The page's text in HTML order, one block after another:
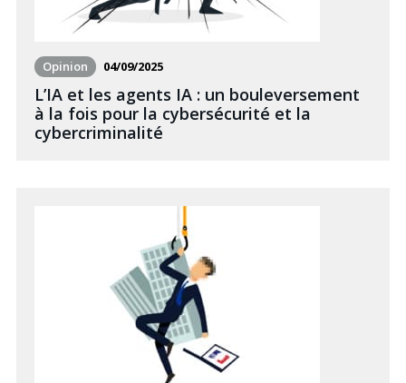
Opinion 04/09/2025
L’IA et les agents IA : un bouleversement
à la fois pour la cybersécurité et la
cybercriminalité